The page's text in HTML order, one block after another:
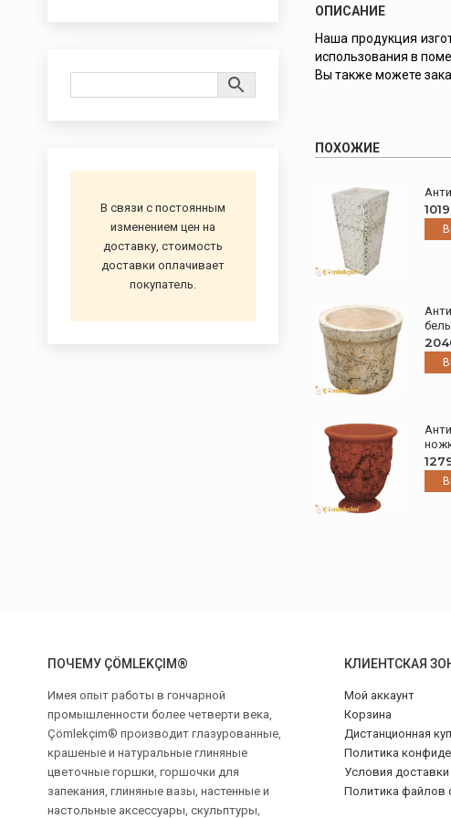
ОПИСАНИЕ
Наша продукция
использования в
Вы также можете
ПОХОЖИЕ
В связи с постоянным
изменением цен на
доставку, стоимость
доставки оплачивает
покупатель.
ПОЧЕМУ ÇÖMLEKÇIM®
Имея опыт работы в гончарной
промышленности более четверти века,
Çömlekçim® производит глазурованные,
крашеные и натуральные глиняные
цветочные горшки, горшочки для
запекания, глиняные вазы, настенные и
настольные аксессуары, скульптуры,
КЛИЕНТСКАЯ
Мой аккаунт
Корзина
Дистанционная
Политика
Условия
Политика файлов